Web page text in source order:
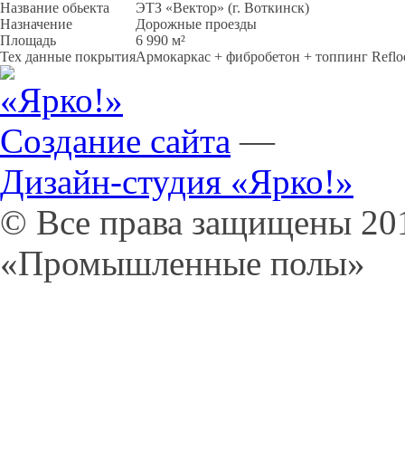
Название обьекта
ЭТЗ «Вектор» (г. Воткинск)
Назначение
Дорожные проезды
Площадь
6 990 м²
Тех данные покрытияАрмокаркас + фибробетон + топпинг
Создание сайта —
Дизайн-студия «Ярко!»
© Все права защищены
«Промышленные полы»